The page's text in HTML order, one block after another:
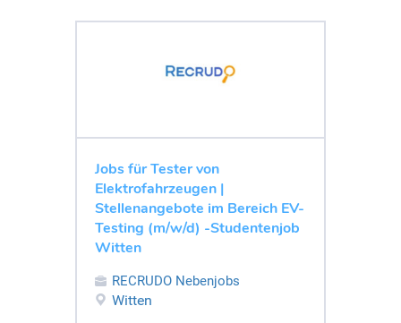
Jobs für Tester von
Elektrofahrzeugen |
Stellenangebote im Bereich EV-
Testing (m/w/d) -Studentenjob
Witten
RECRUDO Nebenjobs
Witten